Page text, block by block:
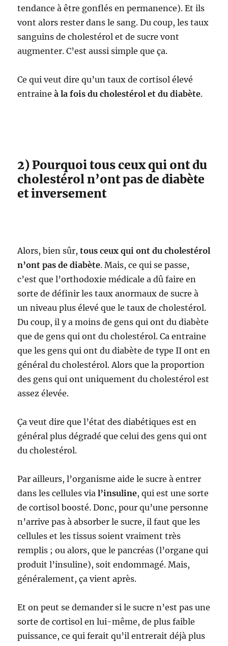
tendance à être gonflés en permanence). Et ils
vont alors rester dans le sang. Du coup, les taux
sanguins de cholestérol et de sucre vont
augmenter. C’est aussi simple que ça.
Ce qui veut dire qu’un taux de cortisol élevé
entraineà la fois du cholestérol et du diabète.
2) Pourquoi tous ceux qui ont du
cholestérol n’ont pas de diabète
et inversement
Alors, bien sûr,tous ceux qui ont du cholestérol
n’ont pas de diabète. Mais, ce qui se passe,
c’est que l’orthodoxie médicale a dû faire en
sorte de définir les taux anormaux de sucre à
un niveau plus élevé que le taux de cholestérol.
Du coup, il y a moins de gens qui ont du diabète
que de gens qui ont du cholestérol. Ca entraine
que les gens qui ont du diabète de type II ont en
général du cholestérol. Alors que la proportion
des gens qui ont uniquement du cholestérol est
assez élevée.
Ça veut dire que l’état des diabétiques est en
général plus dégradé que celui des gens qui ont
du cholestérol.
Par ailleurs, l’organisme aide le sucre à entrer
dans les cellules vial’insuline, qui est une sorte
de cortisol boosté. Donc, pour qu’une personne
n’arrive pas à absorber le sucre, il faut que les
cellules et les tissus soient vraiment très
remplis ; ou alors, que le pancréas (l’organe qui
produit l’insuline), soit endommagé. Mais,
généralement, ça vient après.
Et on peut se demander si le sucre n’est pas une
sorte de cortisol en lui-même, de plus faible
puissance, ce qui ferait qu’il entrerait déjà plus